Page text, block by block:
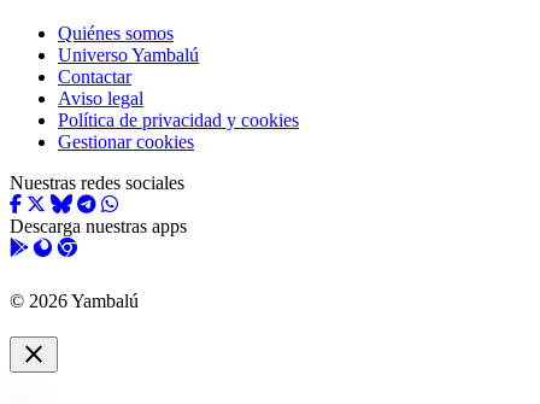
Quiénes somos
Universo Yambalú
Contactar
Aviso legal
Política de privacidad y cookies
Gestionar cookies
Nuestras redes sociales
Descarga nuestras apps
© 2026 Yambalú
close